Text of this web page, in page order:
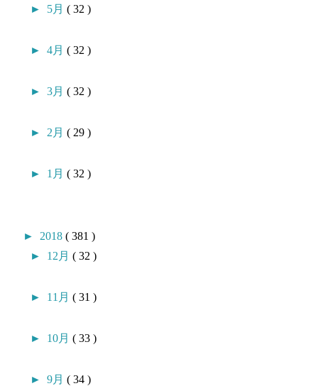
► 5月( 32 )
►4月( 32 )
►3月( 32 )
► 2月( 29 )
► 1月( 32 )
► 2018( 381 )
► 12月( 32 )
► 11月( 31 )
► 10月( 33 )
►9月( 34 )